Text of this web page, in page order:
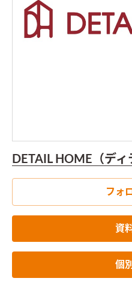
DETAIL HOME（ディ
フォ
資
個